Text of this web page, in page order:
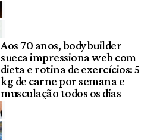
Aos 70 anos, bodybuilder
sueca impressiona web com
dieta e rotina de exercícios: 5
kg de carne por semana e
musculação todos os dias